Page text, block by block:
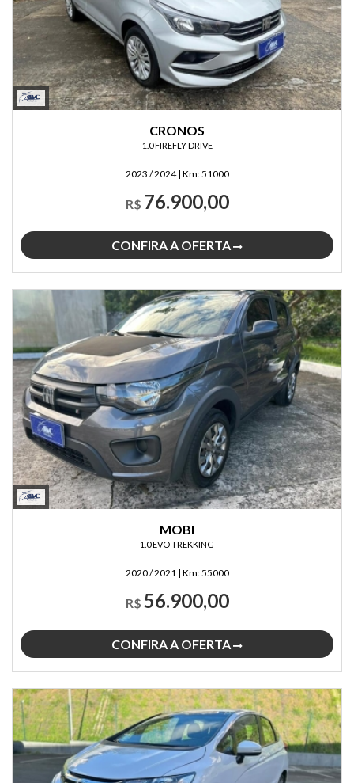
CRONOS
1.0 FIREFLY DRIVE
2023 / 2024| Km:51000
R$ 76.900,00
CONFIRA A OFERTA
MOBI
1.0 EVO TREKKING
2020 / 2021 | Km:55000
R$ 56.900,00
CONFIRA A OFERTA